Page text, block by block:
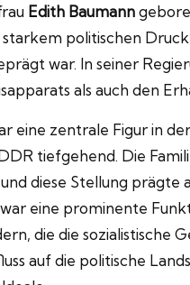
Edith Baumann
politischen
war. In seiner
als auch den
eine zentrale Figur in
tiefgehend. Die
diese Stellung prägte
eine prominente
die die sozialistische
auf die politische